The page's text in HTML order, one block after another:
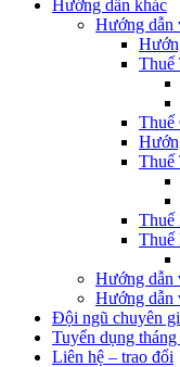
Hướng dẫn khác
Hướng dẫn
Thuế
Thuế
Thuế
Thuế
Thuế
Hướng dẫn
Hướng
Đội ngũ chuyên
Tuyển dụng
Liên hệ – trao đổi